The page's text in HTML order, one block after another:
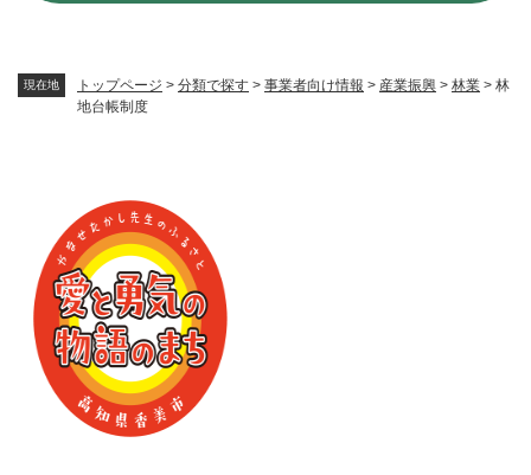
現在地 トップページ > 分類で探す > 事業者向け情報 > 産業振興 > 林業 > 林
地台帳制度